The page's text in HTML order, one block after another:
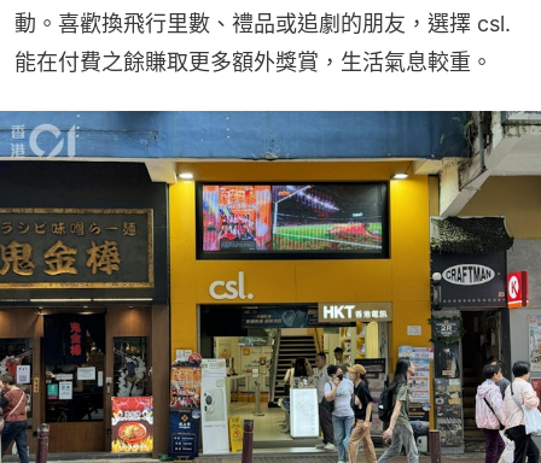
動。喜歡換飛行里數、禮品或追劇的朋友，選擇 csl.
能在付費之餘賺取更多額外獎賞，生活氣息較重。